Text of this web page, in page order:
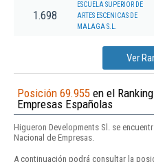
1.698
ESCUELA SUPERIOR DE
ARTES ESCENICAS DE
MALAGA S.L.
Ver
Posición 69.955 en el
Empresas Españolas
Higueron Developments Sl. se
Nacional de Empresas.
A continuación podrá consultar la